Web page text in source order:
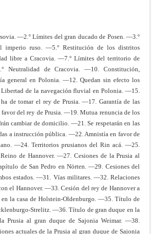
—2.° Límites del gran ducado de Posen. —3.°
ruso. —5.° Restitución de los distritos
libre a Cracovia. —7.° Límites del territorio de
Neutralidad de Cracovia. —10. Constitución,
general en Polonia. —12. Quedan sin efecto los
de la navegación fluvial en Polonia. —15.
de tomar el rey de Prusia. —17. Garantía de las
del rey de Prusia. —19. Mutua renuncia de los
cambiar de domicilio. —21. Se respetarán en las
a instrucción pública. —22. Amnistía en favor de
—24. Territorios prusianos del Rin acá. —25.
de Hannover. —27. Cesiones de la Prusia al
de San Pedro en Nörten. —29. Cesiones del
estados. —31. Vías militares. —32. Relaciones
el Hannover. —33. Cesión del rey de Hannover a
la casa de Holstein-Oldenburgo. —35. Título de
Strelitz. —36. Título de gran duque en la
Prusia al gran duque de Sajonia Weimar. —38.
actuales de la Prusia al gran duque de Sajonia